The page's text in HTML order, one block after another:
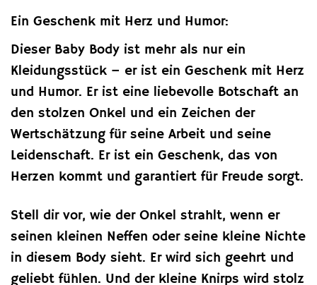
Ein Geschenk mit Herz und Humor:
Dieser Baby Body ist mehr als nur ein
Kleidungsstück – er ist ein Geschenk mit Herz
und Humor. Er ist eine liebevolle Botschaft an
den stolzen Onkel und ein Zeichen der
Wertschätzung für seine Arbeit und seine
Leidenschaft. Er ist ein Geschenk, das von
Herzen kommt und garantiert für Freude sorgt.
Stell dir vor, wie der Onkel strahlt, wenn er
seinen kleinen Neffen oder seine kleine Nichte
in diesem Body sieht. Er wird sich geehrt und
geliebt fühlen. Und der kleine Knirps wird stolz